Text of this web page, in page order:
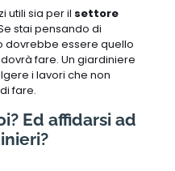
utili sia per il settore
stai pensando di
dovrebbe essere quello
fare. Un giardiniere
i lavori che non
fare.
Ed affidarsi ad